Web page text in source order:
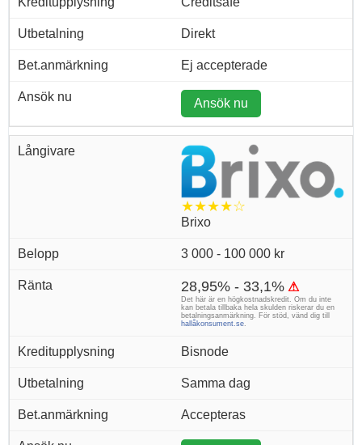
Direkt
Ej accepterade
Ansök nu
★★★★☆
Brixo
3 000 - 100 000 kr
28,95% - 33,1% ⚠
Det här är en högkostnadskredit. Om du inte
kan betala tillbaka hela skulden riskerar du en
betalningsanmärkning. För stöd, vänd dig till
hallåkonsument.se.
Bisnode
Samma dag
Accepteras